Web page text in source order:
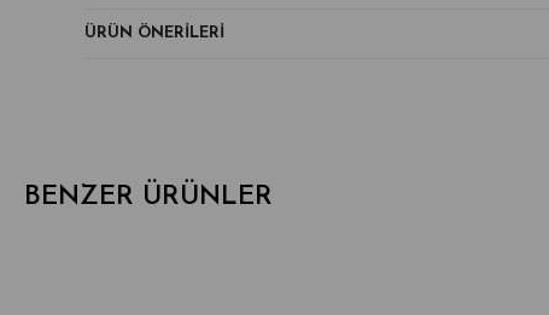
ÜRÜN ÖNERILERI
BENZER ÜRÜNLER